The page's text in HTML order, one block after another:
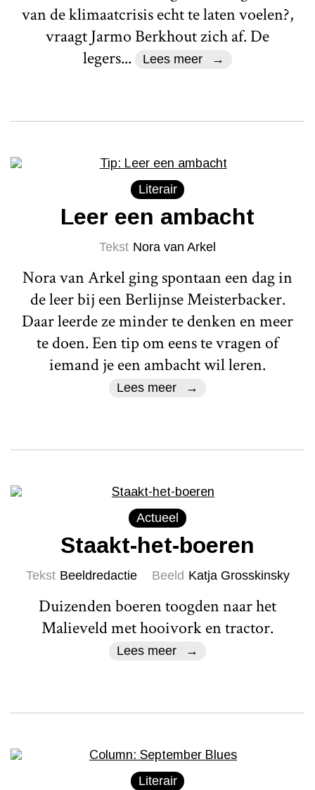
van de klimaatcrisis echt te laten voelen?,
vraagt Jarmo Berkhout zich af. De
legers...
Lees meer
Literair
Leer een ambacht
Tekst Nora van Arkel
Nora van Arkel ging spontaan een dag in
de leer bij een Berlijnse Meisterbacker.
Daar leerde ze minder te denken en meer
te doen. Een tip om eens te vragen of
iemand je een ambacht wil leren.
Lees meer
Actueel
Staakt-het-boeren
Tekst Beeldredactie Beeld Katja Grosskinsky
Duizenden boeren toogden naar het
Malieveld met hooivork en tractor.
Lees meer
Literair